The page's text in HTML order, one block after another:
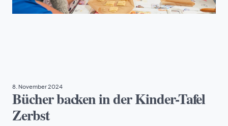
8. November 2024
Bücher backen in der Kinder-Tafel
Zerbst